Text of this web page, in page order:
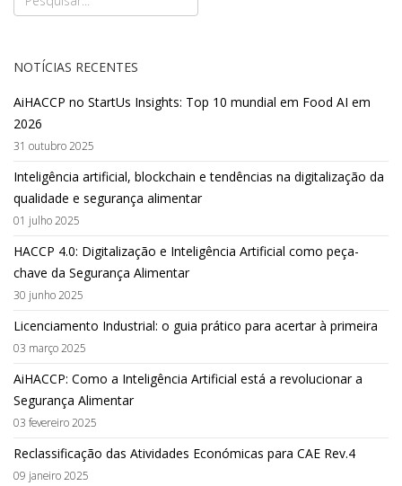
NOTÍCIAS RECENTES
AiHACCP no StartUs Insights: Top 10 mundial em Food AI em
2026
31 outubro 2025
Inteligência artificial, blockchain e tendências na digitalização da
qualidade e segurança alimentar
01 julho 2025
HACCP 4.0: Digitalização e Inteligência Artificial como peça-
chave da Segurança Alimentar
30 junho 2025
Licenciamento Industrial: o guia prático para acertar à primeira
03 março 2025
AiHACCP: Como a Inteligência Artificial está a revolucionar a
Segurança Alimentar
03 fevereiro 2025
Reclassificação das Atividades Económicas para CAE Rev.4
09 janeiro 2025